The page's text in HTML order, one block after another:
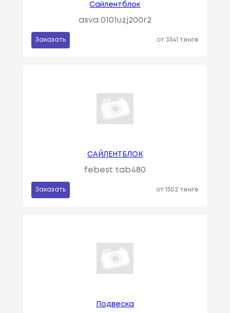
Сайлентблок
asva 0101uzj200r2
Заказать от 3541 тенге
САЙЛЕНТБЛОК
febest tab480
Заказать от 1502 тенге
Подвеска